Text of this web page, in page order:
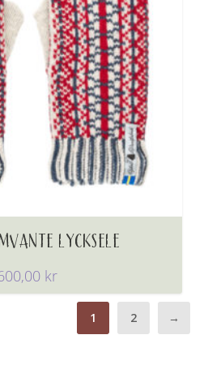
LYCKSELE
kr
1 2 →